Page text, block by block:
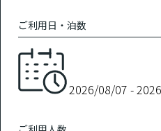
ご利用日・泊数